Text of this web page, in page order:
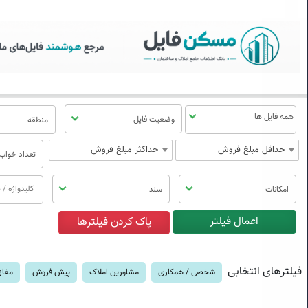
مسکن فایل | خرید، فروش،
منوی
مسکن
وضعیت فایل منطقه
حداقل مبلغ فروش حداکثر مبلغ فروش تعداد
امکانات سند
فیلترهای انتخابی شخصی / همکاری مشاورین املاک پیش فروش